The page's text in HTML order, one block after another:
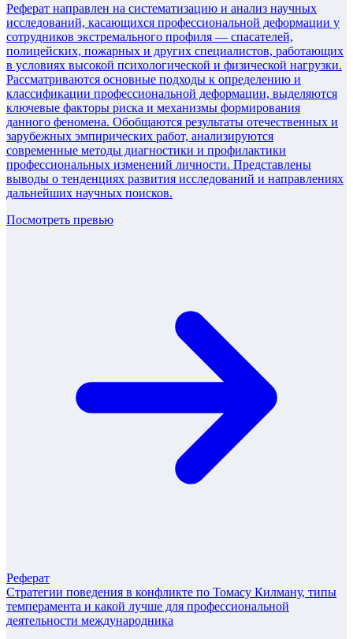
Реферат направлен на систематизацию и анализ научных
исследований, касающихся профессиональной деформации у
сотрудников экстремального профиля — спасателей,
полицейских, пожарных и других специалистов, работающих
в условиях высокой психологической и физической нагрузки.
Рассматриваются основные подходы к определению и
классификации профессиональной деформации, выделяются
ключевые факторы риска и механизмы формирования
данного феномена. Обобщаются результаты отечественных и
зарубежных эмпирических работ, анализируются
современные методы диагностики и профилактики
профессиональных изменений личности. Представлены
выводы о тенденциях развития исследований и направлениях
дальнейших научных поисков.
Посмотреть превью
Реферат
Стратегии поведения в конфликте по Томасу Килману, типы
темперамента и какой лучше для профессиональной
деятельности международника